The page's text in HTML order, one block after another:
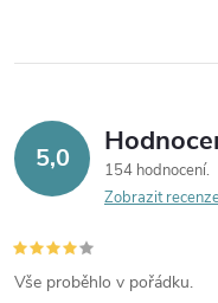
5,0
154 hodnocení
Zobrazit
Vše proběhlo v pořádku.